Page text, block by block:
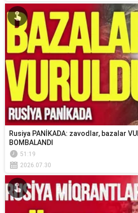
Rusiya PANİKADA: zavodlar, bazalar
BOMBALANDI
51:19
2026.07.30